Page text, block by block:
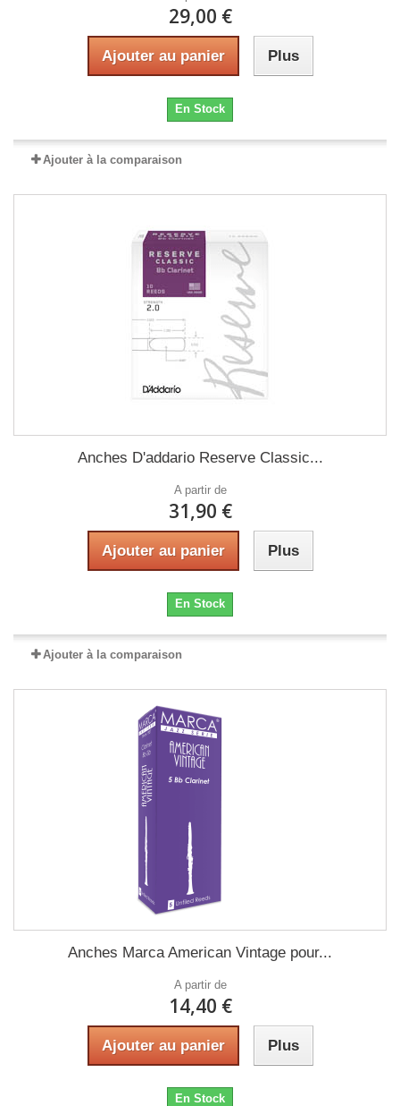
29,00 €
Ajouter au panier Plus
En Stock
Ajouter à la comparaison
Anches D'addario Reserve Classic...
A partir de
31,90 €
Ajouter au panier Plus
En Stock
Ajouter à la comparaison
Anches Marca American Vintage pour...
A partir de
14,40 €
Ajouter au panier Plus
En Stock